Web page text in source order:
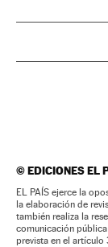
©EDICIONES EL
EL PAÍS ejerce la
la elaboración de
también realiza la
comunicación
prevista en el artículo